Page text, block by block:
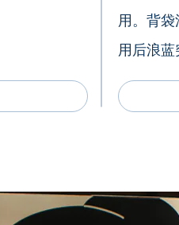
用。背袋
用后浪蓝